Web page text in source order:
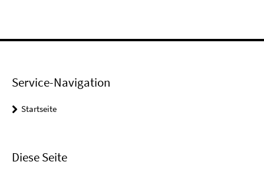
Service-Navigation
Startseite
Diese Seite